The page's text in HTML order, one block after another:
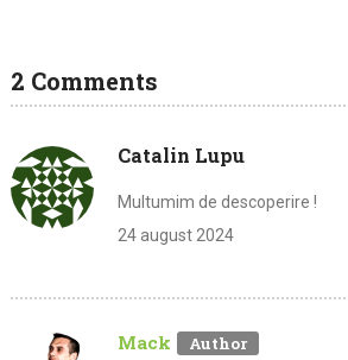
2 Comments
Catalin Lupu
Multumim de descoperire !
24 august 2024
Mack